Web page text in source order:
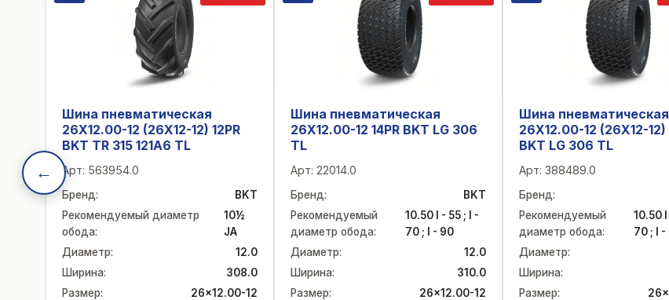
←
Шина пневматическая
26X12.00-12 (26X12-12) 12PR
BKT TR 315 121A6 TL
Арт: 563954.0
Бренд:
BKT
Рекомендуемый диаметр
обода:
10½
JA
Диаметр:
12.0
Ширина:
308.0
Размер: 26x12.00-12
Шина пневматическая
26X12.00-12 14PR BKT LG 306
TL
Арт: 22014.0
Бренд:
BKT
Рекомендуемый
диаметр обода:
10.50 I - 55 ; I -
70 ; I - 90
Диаметр:
12.0
Ширина:
310.0
Размер: 26x12.00-12
Шина пневматическая
26X12.00-12 (26X12-12)
BKT LG 306 TL
Арт: 388489.0
Бренд:
Рекомендуемый
диаметр обода:
10.50
70 ; I -
Диаметр:
Ширина:
Размер: